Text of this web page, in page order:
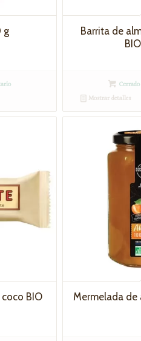
g
Barrita de
Mostrar detalles
BIO
Mermelada